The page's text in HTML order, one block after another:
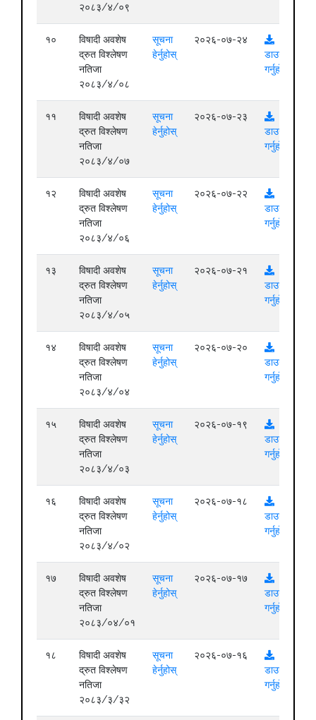
२०८३/४/०९
१०
विषादी अवशेष
द्रुत विश्लेषण
नतिजा
२०८३/४/०८
सूचना
हेर्नुहोस्
२०२६-०७-२४
डाउनलोड
गर्नुहोस्
११
विषादी अवशेष
द्रुत विश्लेषण
नतिजा
२०८३/४/०७
सूचना
हेर्नुहोस्
२०२६-०७-२३
डाउनलोड
गर्नुहोस्
१२
विषादी अवशेष
द्रुत विश्लेषण
नतिजा
२०८३/४/०६
सूचना
हेर्नुहोस्
२०२६-०७-२२
डाउनलोड
गर्नुहोस्
१३
विषादी अवशेष
द्रुत विश्लेषण
नतिजा
२०८३/४/०५
सूचना
हेर्नुहोस्
२०२६-०७-२१
डाउनलोड
गर्नुहोस्
१४
विषादी अवशेष
द्रुत विश्लेषण
नतिजा
२०८३/४/०४
सूचना
हेर्नुहोस्
२०२६-०७-२०
डाउनलोड
गर्नुहोस्
१५
विषादी अवशेष
द्रुत विश्लेषण
नतिजा
२०८३/४/०३
सूचना
हेर्नुहोस्
२०२६-०७-१९
डाउनलोड
गर्नुहोस्
१६
विषादी अवशेष
द्रुत विश्लेषण
नतिजा
२०८३/४/०२
सूचना
हेर्नुहोस्
२०२६-०७-१८
डाउनलोड
गर्नुहोस्
१७
विषादी अवशेष
द्रुत विश्लेषण
नतिजा
२०८३/०४/०१
सूचना
हेर्नुहोस्
२०२६-०७-१७
डाउनलोड
गर्नुहोस्
१८
विषादी अवशेष
द्रुत विश्लेषण
नतिजा
२०८३/३/३२
सूचना
हेर्नुहोस्
२०२६-०७-१६
डाउनलोड
गर्नुहोस्